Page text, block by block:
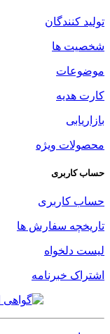
تولید کنندگان
شخصیت ها
موضوعات
کارت هدیه
بازاریابی
محصولات ویژه
حساب کاربری
حساب کاربری
تاریخچه سفارش ها
لیست دلخواه
اشتراک خبرنامه